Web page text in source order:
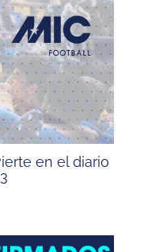
en el diario